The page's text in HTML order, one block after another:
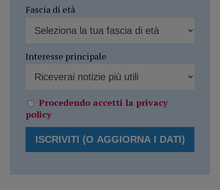
Fascia di età
Interesse principale
Procedendo accetti la privacy
policy